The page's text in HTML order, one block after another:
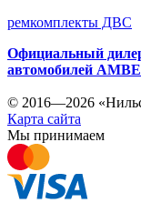
ремкомплекты ДВС
Официальный
автомобилей
© 2016—2026
Карта сайта
Мы принимаем